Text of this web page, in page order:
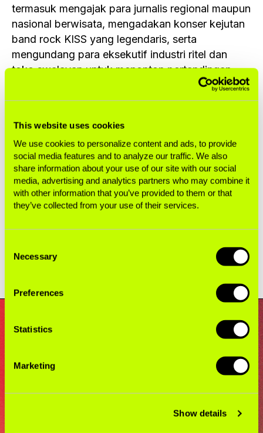
This website uses cookies
We use cookies to personalize content and ads, to provide
social media features and to analyze our traffic. We also
share information about your use of our site with our social
media, advertising and analytics partners who may combine it
with other information that you’ve provided to them or that
they’ve collected from your use of their services.
Selection
Necessary
Preferences
Statistics
Marketing
Show details
termasuk mengajak para jurnalis regional maupun
nasional berwisata, mengadakan konser kejutan
band rock KISS yang legendaris, serta
mengundang para eksekutif industri ritel dan
toko swalayan untuk menonton pertandingan.
kalangan anak muda Amerika. Upaya pemasaran
mereka, baik melalui F1 maupun melalui ajang
lain, tampaknya berhasil: Centers for Disease
Control and Prevention ASbaru-baru ini
melaporkanbahwa hampir 14% pelajar sekolah
menengah dan atas yang mengkonsumsi rokok
Ini merupakan jalur cepat
menuju adiksi, sesederhana